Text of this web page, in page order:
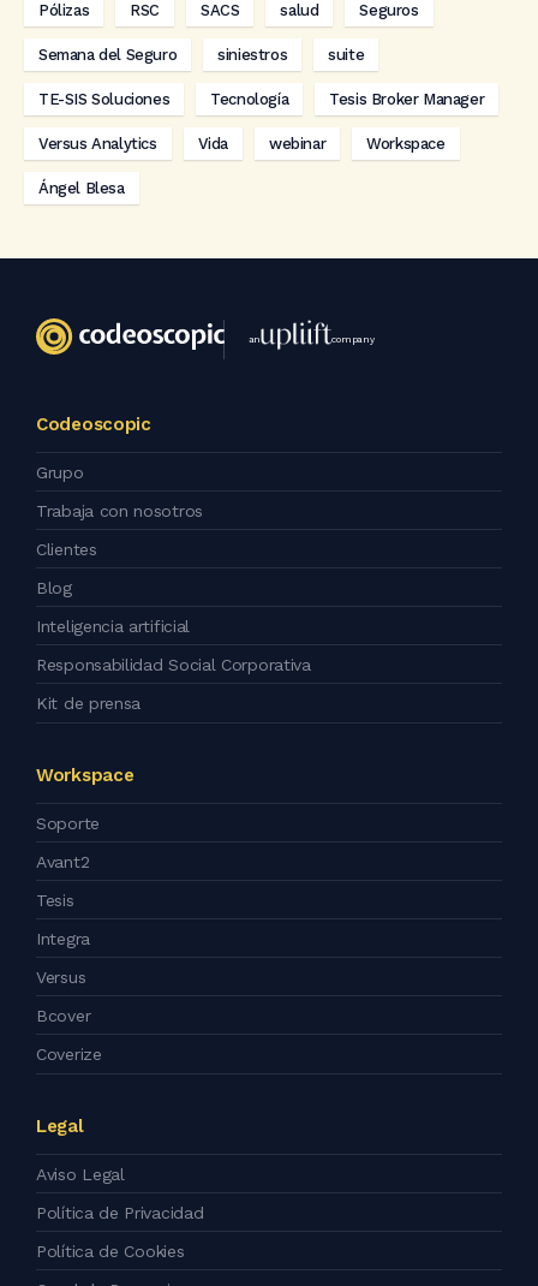
Pólizas RSC SACS salud Seguros
Semana del Seguro siniestros suite
TE-SIS Soluciones Tecnología Tesis Broker Manager
Versus Analytics Vida webinar Workspace
Ángel Blesa
an company
Codeoscopic
Grupo
Trabaja con nosotros
Clientes
Blog
Inteligencia artificial
Responsabilidad Social Corporativa
Kit de prensa
Workspace
Soporte
Avant2
Tesis
Integra
Versus
Bcover
Coverize
Legal
Aviso Legal
Política de Privacidad
Política de Cookies